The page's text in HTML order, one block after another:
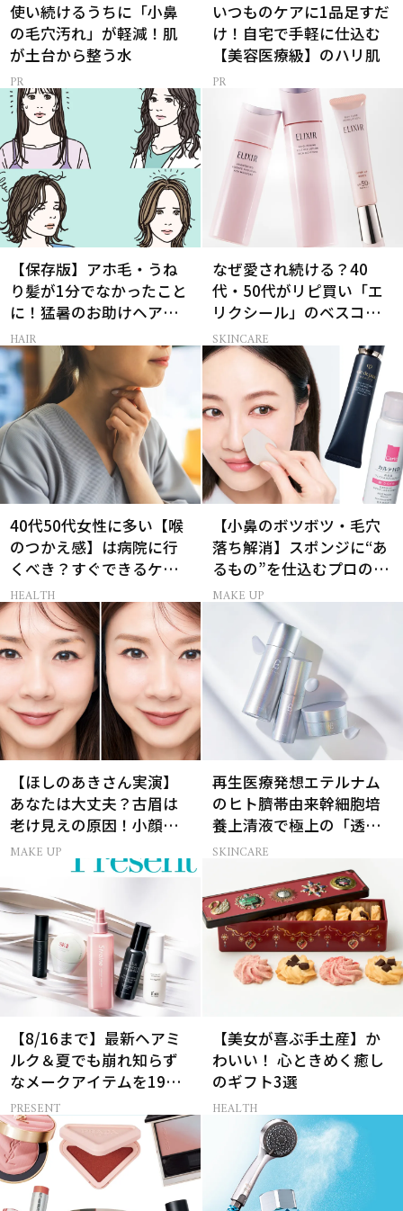
使い続けるうちに「小鼻
の毛穴汚れ」が軽減！肌
が土台から整う水
いつものケアに1品足すだ
け！自宅で手軽に仕込む
【美容医療級】のハリ肌
【保存版】アホ毛・うね
り髪が1分でなかったこと
に！猛暑のお助けヘアア
イテム16選
HAIR
なぜ愛され続ける？40
代・50代がリピ買い「エ
リクシール」のベスコス
受賞名品3選
SKINCARE
40代50代女性に多い【喉
のつかえ感】は病院に行
くべき？すぐできるケア5
選も！
HEALTH
【小鼻のボツボツ・毛穴
落ち解消】スポンジに“あ
るもの”を仕込むプロの超
簡単メイクテク
MAKE UP
【ほしのあきさん実演】
あなたは大丈夫？古眉は
老け見えの原因！小顔と
目元パッチリを叶える美
MAKE UP
再生医療発想エテルナム
のヒト臍帯由来幹細胞培
養上清液で極上の「透明
感ハリ肌」へ
SKINCARE
【8/16まで】最新ヘアミ
ルク＆夏でも崩れ知らず
なメークアイテムを19名
様にプレゼント！
PRESENT
【美女が喜ぶ手土産】か
わいい！ 心ときめく癒し
のギフト3選
HEALTH